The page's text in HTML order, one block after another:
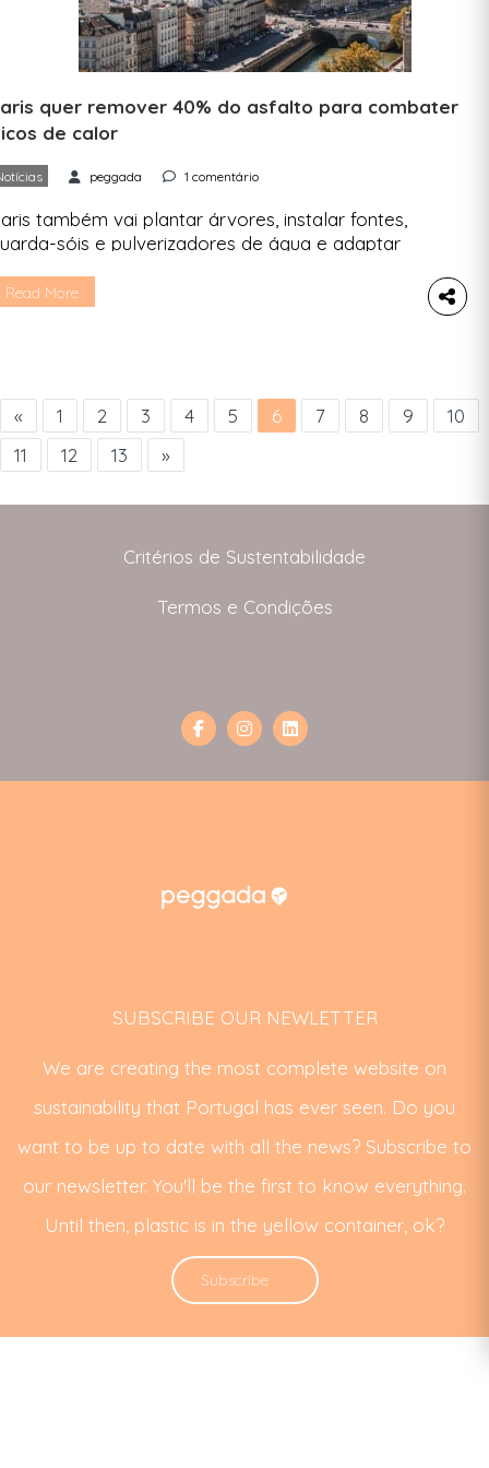
quer remover 40% do asfalto para combater
de calor
peggada 1 comentário
também vai plantar árvores, instalar fontes,
sóis e pulverizadores de água e adaptar
chegar aos 50 ºC. A cidade de Paris quer
Read More
« 1 2 3 4 5 6 7 8 9
10
11
12 13 »
Critérios de Sustentabilidade
Termos e Condições
SUBSCRIBE OUR NEWLETTER
We are creating the most complete website on
sustainability that Portugal has ever seen. Do you
want to be up to date with all the news? Subscribe to
our newsletter. You'll be the first to know everything.
Until then, plastic is in the yellow container, ok?
Subscribe